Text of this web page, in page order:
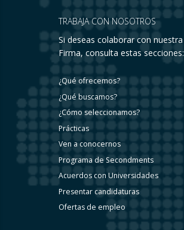
TRABAJA CON NOSOTROS
Si deseas colaborar con nuestra
Firma, consulta estas secciones:
¿Qué ofrecemos?
¿Qué buscamos?
¿Cómo seleccionamos?
Prácticas
Ven a conocernos
Programa de Secondments
Acuerdos con Universidades
Presentar candidaturas
Ofertas de empleo